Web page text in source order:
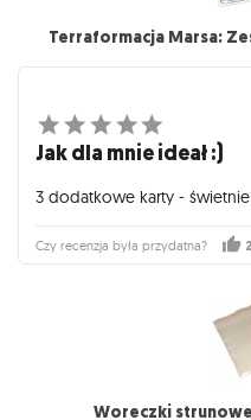
Terraformacja Marsa:
Jak dla mnie ideał :)
3 dodatkowe karty - świetnie
Czy recenzja była przydatna? 2
Woreczki strunowe